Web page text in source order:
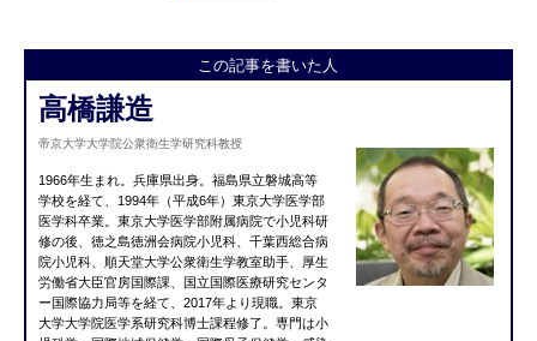
この記事を書いた人
高橋謙造
帝京大学大学院公衆衛生学研究科教授
1966年生まれ。兵庫県出身。福島県立磐城高等
学校を経て、1994年（平成6年）東京大学医学部
医学科卒業。東京大学医学部附属病院で小児科研
修の後、徳之島徳洲会病院小児科、千葉西総合病
院小児科、順天堂大学公衆衛生学教室助手、厚生
労働省大臣官房国際課、国立国際医療研究センタ
ー国際協力局等を経て、2017年より現職。東京
大学大学院医学系研究科博士課程修了。専門は小